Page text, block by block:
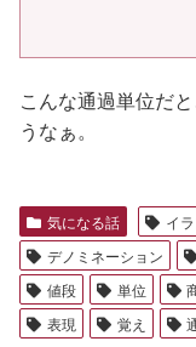
こんな通過単位だ
うなぁ。
気になる話 イ
デノミネーション
値段
単位
表現
覚え